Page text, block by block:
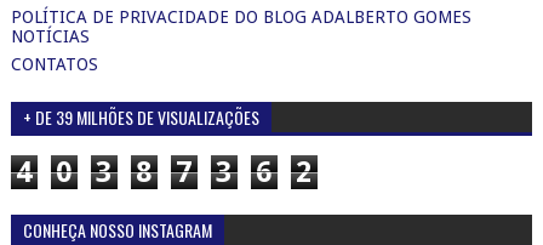
POLÍTICA DE PRIVACIDADE DO BLOG ADALBERTO GOMES
NOTÍCIAS
CONTATOS
+ DE 39 MILHÕES DE VISUALIZAÇÕES
4 0 3 8 7 3 6 2
CONHEÇA NOSSO INSTAGRAM